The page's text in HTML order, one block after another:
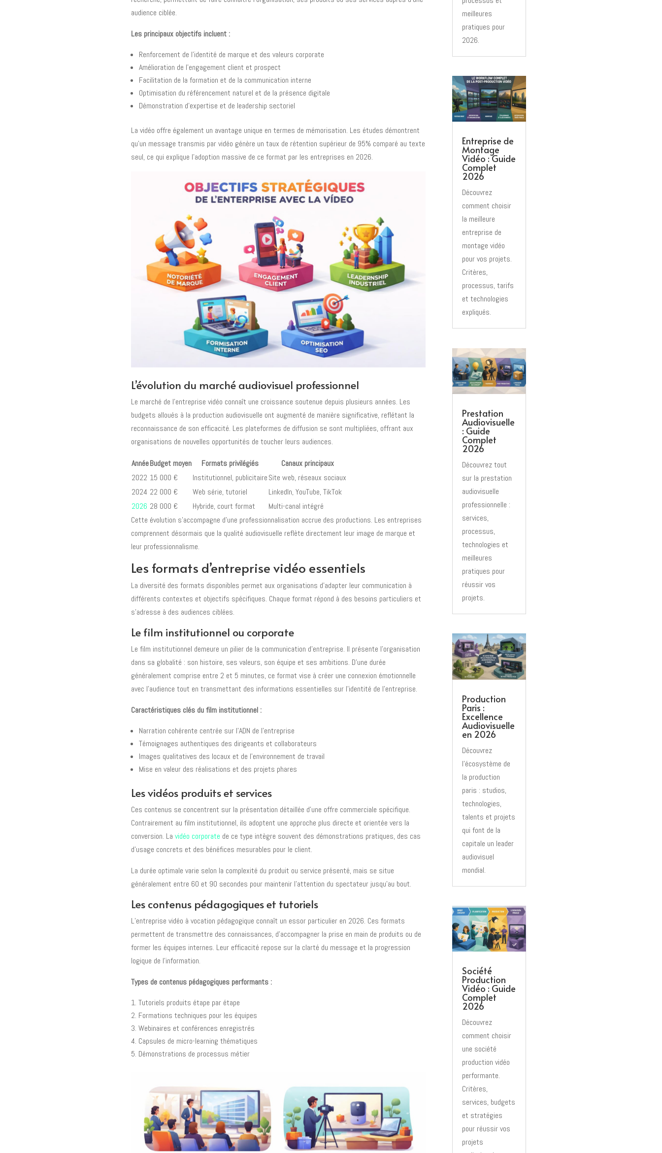
audience ciblée.
Les principaux objectifs incluent :
Renforcement de l’identité de marque et des valeurs corporate
Amélioration de l’engagement client et prospect
Facilitation de la formation et de la communication interne
Optimisation du référencement naturel et de la présence digitale
Démonstration d’expertise et de leadership sectoriel
La vidéo offre également un avantage unique en termes de mémorisation. Les études démontrent
qu’un message transmis par vidéo génère un taux de rétention supérieur de 95% comparé au texte
seul, ce qui explique l’adoption massive de ce format par les entreprises en 2026.
L’évolution du marché audiovisuel professionnel
Le marché de l’entreprise vidéo connaît une croissance soutenue depuis plusieurs années. Les
budgets alloués à la production audiovisuelle ont augmenté de manière significative, reflétant la
reconnaissance de son efficacité. Les plateformes de diffusion se sont multipliées, offrant aux
organisations de nouvelles opportunités de toucher leurs audiences.
AnnéeBudget moyen Formats privilégiés
Canaux principaux
2022 15 000 € Institutionnel, publicitaireSite web, réseaux sociaux
2024 22 000 € Web série, tutoriel
LinkedIn, YouTube, TikTok
2026 28 000 € Hybride, court format
Multi-canal intégré
Cette évolution s’accompagne d’une professionnalisation accrue des productions. Les entreprises
comprennent désormais que la qualité audiovisuelle reflète directement leur image de marque et
leur professionnalisme.
Les formats d’entreprise vidéo essentiels
La diversité des formats disponibles permet aux organisations d’adapter leur communication à
différents contextes et objectifs spécifiques. Chaque format répond à des besoins particuliers et
s’adresse à des audiences ciblées.
Le film institutionnel ou corporate
Le film institutionnel demeure un pilier de la communication d’entreprise. Il présente l’organisation
dans sa globalité : son histoire, ses valeurs, son équipe et ses ambitions. D’une durée
généralement comprise entre 2 et 5 minutes, ce format vise à créer une connexion émotionnelle
avec l’audience tout en transmettant des informations essentielles sur l’identité de l’entreprise.
Caractéristiques clés du film institutionnel :
Narration cohérente centrée sur l’ADN de l’entreprise
Témoignages authentiques des dirigeants et collaborateurs
Images qualitatives des locaux et de l’environnement de travail
Mise en valeur des réalisations et des projets phares
Les vidéos produits et services
Ces contenus se concentrent sur la présentation détaillée d’une offre commerciale spécifique.
Contrairement au film institutionnel, ils adoptent une approche plus directe et orientée vers la
conversion. Lavidéo corporate de ce type intègre souvent des démonstrations pratiques, des cas
d’usage concrets et des bénéfices mesurables pour le client.
La durée optimale varie selon la complexité du produit ou service présenté, mais se situe
généralement entre 60 et 90 secondes pour maintenir l’attention du spectateur jusqu’au bout.
Les contenus pédagogiques et tutoriels
L’entreprise vidéo à vocation pédagogique connaît un essor particulier en 2026. Ces formats
permettent de transmettre des connaissances, d’accompagner la prise en main de produits ou de
former les équipes internes. Leur efficacité repose sur la clarté du message et la progression
logique de l’information.
Types de contenus pédagogiques performants :
Tutoriels produits étape par étape
Formations techniques pour les équipes
Webinaires et conférences enregistrés
Capsules de micro-learning thématiques
Démonstrations de processus métier
meilleures
pratiques pour
2026.
Entreprise de
Montage
Vidéo : Guide
Complet
2026
Découvrez
comment choisir
la meilleure
entreprise de
montage vidéo
pour vos projets.
Critères,
processus, tarifs
et technologies
expliqués.
Prestation
Audiovisuelle
: Guide
Complet
2026
Découvrez tout
sur la prestation
audiovisuelle
professionnelle :
services,
processus,
technologies et
meilleures
pratiques pour
réussir vos
projets.
Production
Paris :
Excellence
Audiovisuelle
en 2026
Découvrez
l’écosystème de
la production
paris : studios,
technologies,
talents et projets
qui font de la
capitale un leader
audiovisuel
mondial.
Société
Production
Vidéo : Guide
Complet
2026
Découvrez
comment choisir
une société
production vidéo
performante.
Critères,
services, budgets
et stratégies
pour réussir vos
projets